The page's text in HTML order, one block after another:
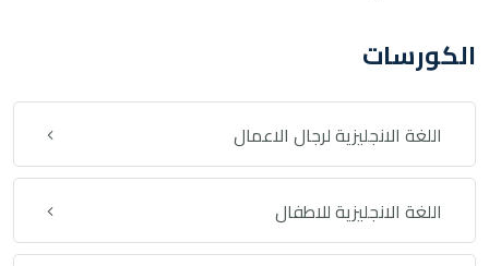
الكورسات
اللغة الانجليزية لرجال الاعمال
اللغة الانجليزية للاطفال